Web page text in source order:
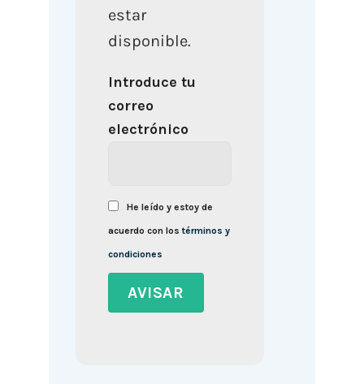
estar
disponible.
Introduce tu
correo
electrónico
He leído y estoy de
acuerdo con lostérminos y
condiciones